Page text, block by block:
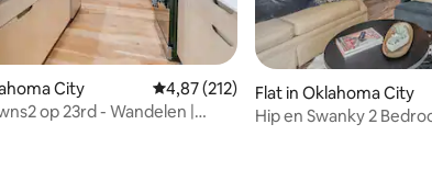
City Gemiddelde beoordeling van 4,87 op
4,87 (212)
op 23rd - Wandelen |
Flat in Oklahoma City
Hip en Swanky 2